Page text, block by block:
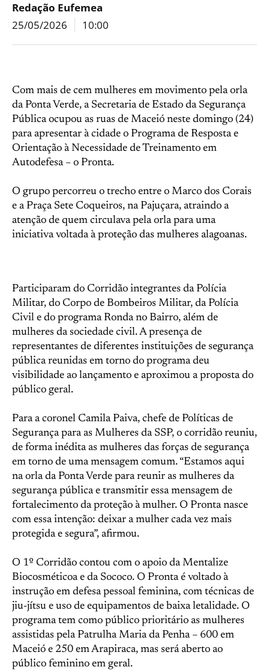
Redação Eufemea
25/05/2026
10:00
Com mais de cem mulheres em movimento pela orla
da Ponta Verde, a Secretaria de Estado da Segurança
Pública ocupou as ruas de Maceió neste domingo (24)
para apresentar à cidade o Programa de Resposta e
Orientação à Necessidade de Treinamento em
Autodefesa – o Pronta.
O grupo percorreu o trecho entre o Marco dos Corais
e a Praça Sete Coqueiros, na Pajuçara, atraindo a
atenção de quem circulava pela orla para uma
iniciativa voltada à proteção das mulheres alagoanas.
Participaram do Corridão integrantes da Polícia
Militar, do Corpo de Bombeiros Militar, da Polícia
Civil e do programa Ronda no Bairro, além de
mulheres da sociedade civil. A presença de
representantes de diferentes instituições de segurança
pública reunidas em torno do programa deu
visibilidade ao lançamento e aproximou a proposta do
público geral.
Para a coronel Camila Paiva, chefe de Políticas de
Segurança para as Mulheres da SSP, o corridão reuniu,
de forma inédita as mulheres das forças de segurança
em torno de uma mensagem comum. “Estamos aqui
na orla da Ponta Verde para reunir as mulheres da
segurança pública e transmitir essa mensagem de
fortalecimento da proteção à mulher. O Pronta nasce
com essa intenção: deixar a mulher cada vez mais
protegida e segura”, afirmou.
O 1º Corridão contou com o apoio da Mentalize
Biocosméticoa e da Sococo. O Pronta é voltado à
instrução em defesa pessoal feminina, com técnicas de
jiu-jítsu e uso de equipamentos de baixa letalidade. O
programa tem como público prioritário as mulheres
assistidas pela Patrulha Maria da Penha – 600 em
Maceió e 250 em Arapiraca, mas será aberto ao
público feminino em geral.